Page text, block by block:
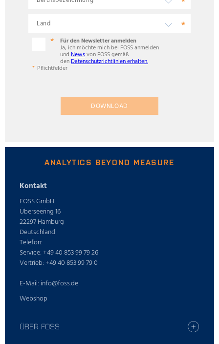
Für den Newsletter anmelden
Ja, ich möchte mich bei FOSS anmelden
und Newsvon FOSS gemäß
denDatenschutzrichtlinien erhalten.
Pflichtfelder
DOWNLOAD
ANALYTICS BEYOND MEASURE
Kontakt
FOSS GmbH
Überseering 16
22297 Hamburg
Deutschland
Telefon:
Service: +49 40 853 99 79 26
Vertrieb: +49 40 853 99 79 0
E-Mail: info@foss.de
Webshop
ÜBER FOSS